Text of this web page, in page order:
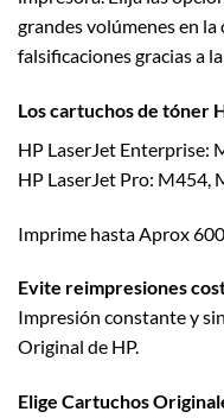
grandes volúmenes en
falsificaciones gracias a
Los cartuchos de tóner
HP LaserJet Enterprise:
HP LaserJet Pro: M454,
Imprime hasta Aprox
Evite reimpresiones
Impresión constante y
Original de HP.
Elige Cartuchos